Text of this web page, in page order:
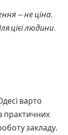
— не ціна,
цієї людини.
варто
практичних
закладу,